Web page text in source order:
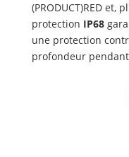
(PRODUCT)RED et,
protection IP68
une protection
profondeur